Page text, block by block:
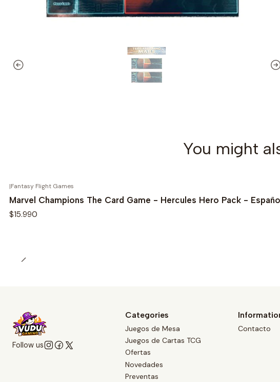
You might
|Fantasy Flight Games
Marvel Champions The Card Game - Hercules Hero Pack - Español
$15.990
Follow us
Categories
Juegos de Mesa
Juegos de Cartas TCG
Ofertas
Novedades
Preventas
Contacto